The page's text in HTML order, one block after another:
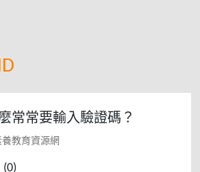
常常要輸入驗證碼？
教育資源網
(0)